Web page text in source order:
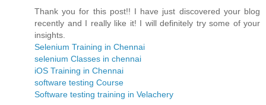
Thank you for this post!! I have just discovered your blog
recently and I really like it! I will definitely try some of your
insights.
Selenium Training in Chennai
selenium Classes in chennai
iOS Training in Chennai
software testing Course
Software testing training in Velachery